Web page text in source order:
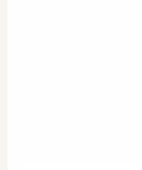
Les thématiques